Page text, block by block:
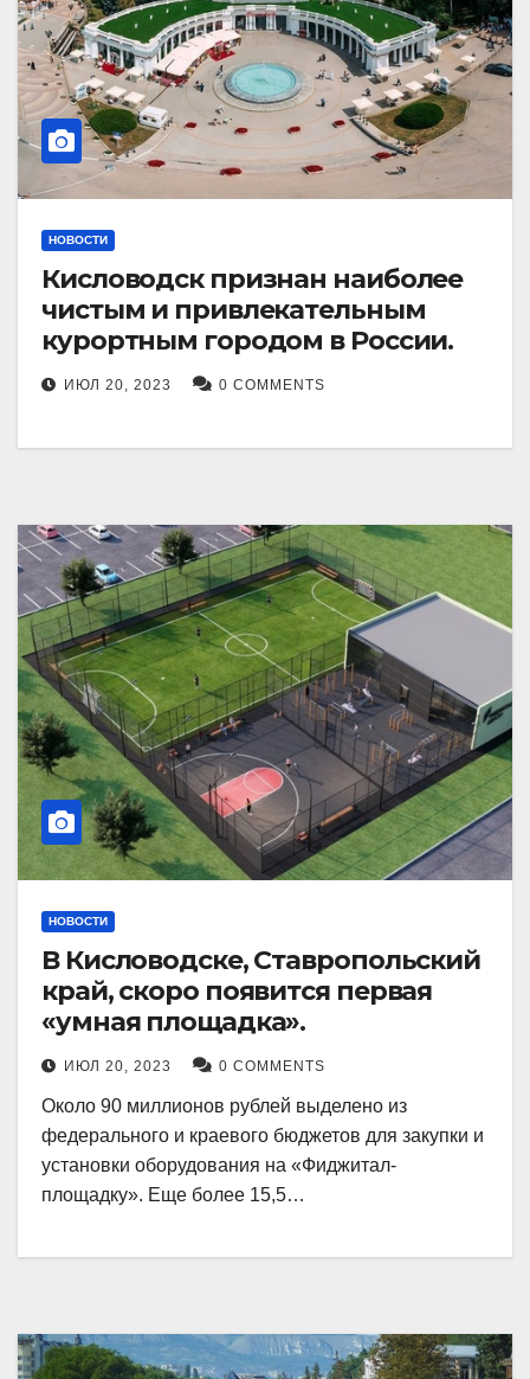
НОВОСТИ
Кисловодск признан наиболее
чистым и привлекательным
курортным городом в России.
ИЮЛ 20, 2023 0 COMMENTS
НОВОСТИ
В Кисловодске, Ставропольский
край, скоро появится первая
«умная площадка».
ИЮЛ 20, 2023 0 COMMENTS
Около 90 миллионов рублей выделено из
федерального и краевого бюджетов для закупки и
установки оборудования на «Фиджитал-
площадку». Еще более 15,5…